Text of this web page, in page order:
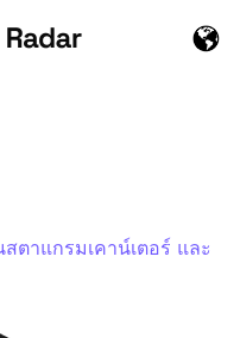
ตาแกรมเคาน์เตอร์ และ